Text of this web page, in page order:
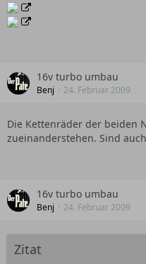
Da sind noch mehr Infos....
16v turbo umbau
Benj 24. Februar 2009
Die Kettenräder der beiden
zueinanderstehen. Sind
16v turbo umbau
Benj 24. Februar 2009
Zitat